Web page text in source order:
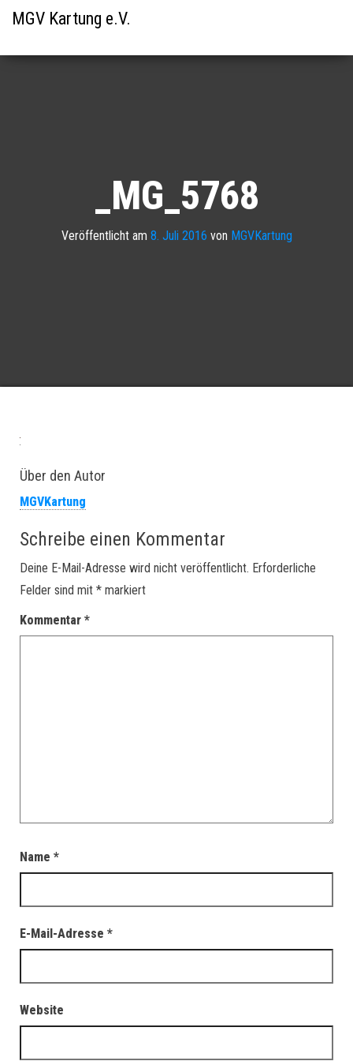
MGV Kartung e.V.
_MG_5768
Veröffentlicht am 8. Juli 2016 von MGVKartung
Über den Autor
MGVKartung
Schreibe einen Kommentar
Deine E-Mail-Adresse wird nicht veröffentlicht. Erforderliche
Felder sind mit * markiert
Kommentar *
Name *
E-Mail-Adresse *
Website